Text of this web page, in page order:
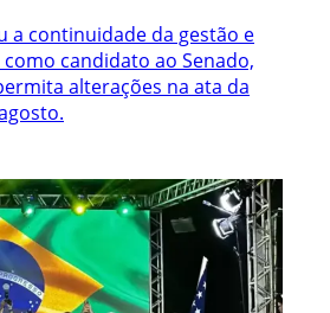
a continuidade da gestão e
candidato ao Senado,
alterações na ata da